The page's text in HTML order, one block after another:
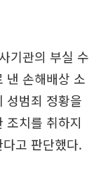
기관의 부실 수
낸 손해배상 소
성범죄 정황을
조치를 취하지
고 판단했다.